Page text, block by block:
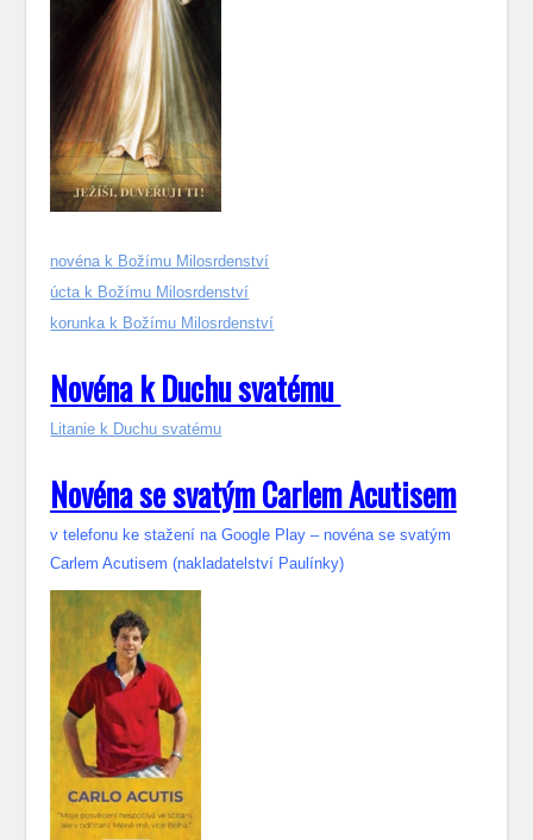
novéna k Božímu Milosrdenství
úcta k Božímu Milosrdenství
korunka k Božímu Milosrdenství
Novéna k Duchu svatému
Litanie k Duchu svatému
Novéna se svatým Carlem Acutisem
v telefonu ke stažení na Google Play – novéna se svatým
Carlem Acutisem (nakladatelství Paulínky)